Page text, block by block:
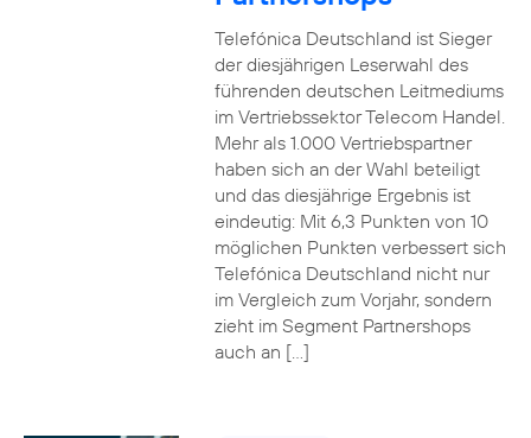
Telefónica Deutschland ist Sieger
der diesjährigen Leserwahl des
führenden deutschen Leitmediums
im Vertriebssektor Telecom Handel.
Mehr als 1.000 Vertriebspartner
haben sich an der Wahl beteiligt
und das diesjährige Ergebnis ist
eindeutig: Mit 6,3 Punkten von 10
möglichen Punkten verbessert sich
Telefónica Deutschland nicht nur
im Vergleich zum Vorjahr, sondern
zieht im Segment Partnershops
auch an […]